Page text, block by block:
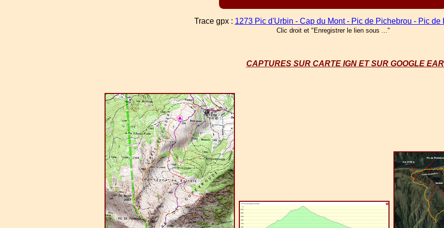
Trace gpx : 1273 Pic d'Urbin - Cap du Mont - Pic de Pichebrou - Pic de
Clic droit et "Enregistrer le lien sous ..."
CAPTURES SUR CARTE IGN ET SUR GOOGLE